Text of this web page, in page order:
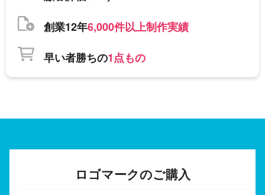
創業12年6,000件以上制作実績
早い者勝ちの1点もの
ロゴマークのご購入